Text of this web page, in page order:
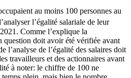
au moins 100 personnes au
l’égalité salariale de leur
Comme l’explique la
question doit avoir été vérifiée avant
l’analyse de l’égalité des salaires doit
travailleurs et des actionnaires avant
à noter: le chiffre de 100 ne